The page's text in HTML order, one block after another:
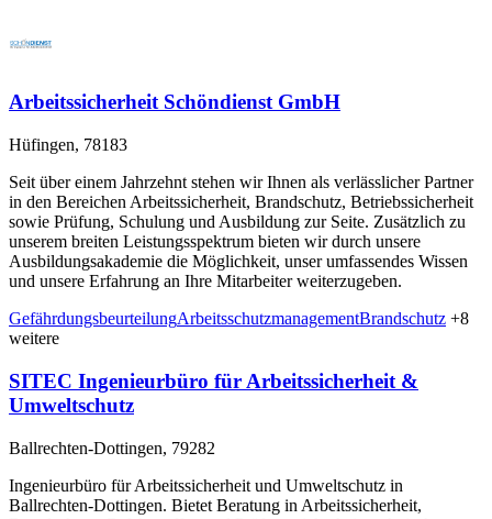
Arbeitssicherheit Schöndienst GmbH
Hüfingen, 78183
Seit über einem Jahrzehnt stehen wir Ihnen als verlässlicher Partner
in den Bereichen Arbeitssicherheit, Brandschutz, Betriebssicherheit
sowie Prüfung, Schulung und Ausbildung zur Seite. Zusätzlich zu
unserem breiten Leistungsspektrum bieten wir durch unsere
Ausbildungsakademie die Möglichkeit, unser umfassendes Wissen
und unsere Erfahrung an Ihre Mitarbeiter weiterzugeben.
GefährdungsbeurteilungArbeitsschutzmanagementBrandschutz +8
weitere
SITEC Ingenieurbüro für Arbeitssicherheit &
Umweltschutz
Ballrechten-Dottingen, 79282
Ingenieurbüro für Arbeitssicherheit und Umweltschutz in
Ballrechten-Dottingen. Bietet Beratung in Arbeitssicherheit,